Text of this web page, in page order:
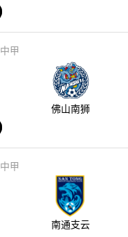
中甲
佛山南狮
中甲
南通支云